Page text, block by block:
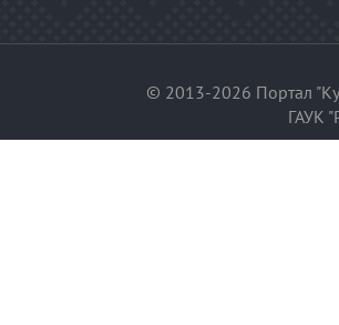
© 2013-2026 Портал
ГАУК